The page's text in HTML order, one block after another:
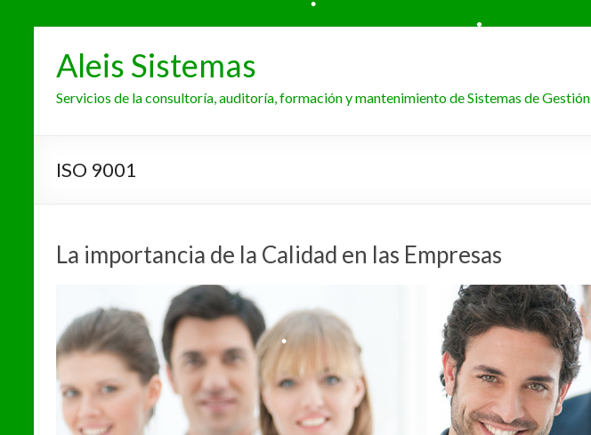
Aleis Sistemas
Servicios de la consultoría, auditoría, formación y mantenimiento de Sistemas de Gestión
ISO 9001
La importancia de la Calidad en las Empresas
•
•
•